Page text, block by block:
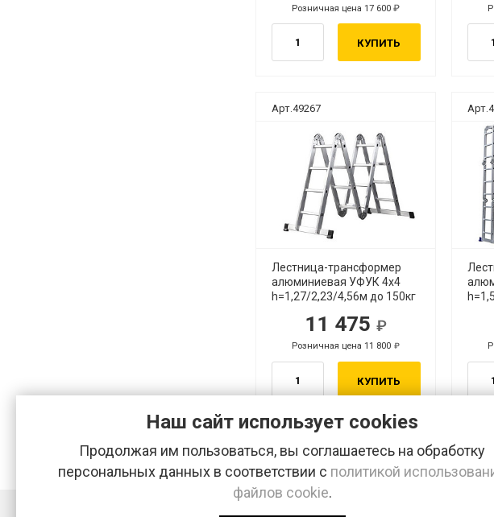
Розничная цена 17 600
КУПИТЬ
руб.
Арт.49267
Лестница-трансформер
алюминиевая УФУК 4х4
h=1,27/2,23/4,56м до 150кг
11 475
Розничная цена 11 800
КУПИТЬ
руб.
руб.
Наш сайт использует cookies
Продолжая им пользоваться, вы соглашаетесь на обработку
персональных данных в соответствии с политикой
файлов cookie.